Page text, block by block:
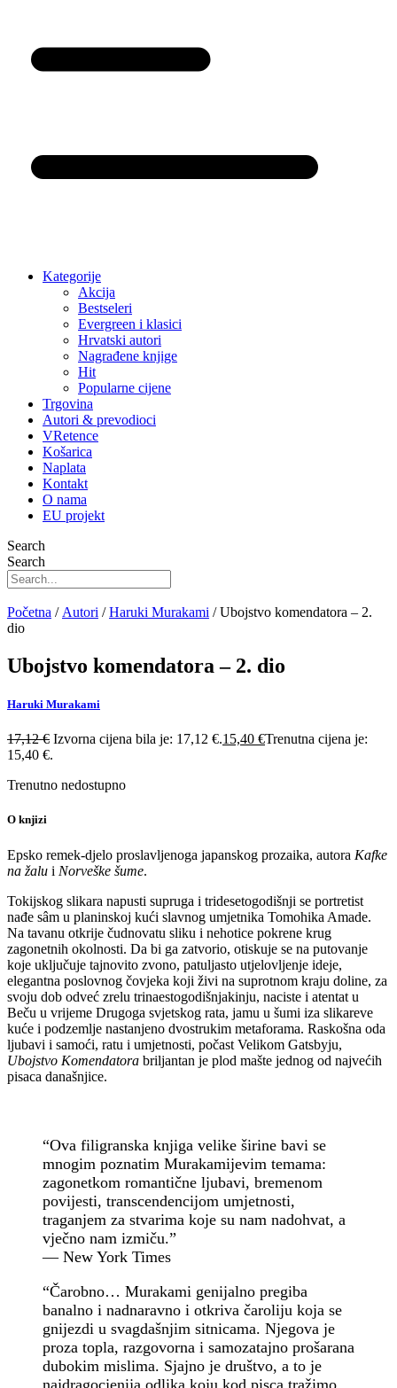
Kategorije
Akcija
Bestseleri
Evergreen i klasici
Hrvatski autori
Nagrađene knjige
Hit
Popularne cijene
Trgovina
Autori & prevodioci
VRetence
Košarica
Naplata
Kontakt
O nama
EU projekt
Search
Search
Početna / Autori /Haruki Murakami / Ubojstvo komendatora – 2.
dio
Ubojstvo komendatora – 2. dio
Haruki Murakami
17,12€ Izvorna cijena bila je: 17,12 €.15,40 €Trenutna cijena je:
15,40 €.
Trenutno nedostupno
O knjizi
Epsko remek-djelo proslavljenoga japanskog prozaika, autora Kafke
na žalu i Norveške šume.
Tokijskog slikara napusti supruga i tridesetogodišnji se portretist
nađe sâm u planinskoj kući slavnog umjetnika Tomohika Amade.
Na tavanu otkrije čudnovatu sliku i nehotice pokrene krug
zagonetnih okolnosti. Da bi ga zatvorio, otiskuje se na putovanje
koje uključuje tajnovito zvono, patuljasto utjelovljenje ideje,
elegantna poslovnog čovjeka koji živi na suprotnom kraju doline, za
svoju dob odveć zrelu trinaestogodišnjakinju, naciste i atentat u
Beču u vrijeme Drugoga svjetskog rata, jamu u šumi iza slikareve
kuće i podzemlje nastanjeno dvostrukim metaforama. Raskošna oda
ljubavi i samoći, ratu i umjetnosti, počast Velikom Gatsbyju,
Ubojstvo Komendatora briljantan je plod mašte jednog od najvećih
pisaca današnjice.
“Ova filigranska knjiga velike širine bavi se
mnogim poznatim Murakamijevim temama:
zagonetkom romantične ljubavi, bremenom
povijesti, transcendencijom umjetnosti,
traganjem za stvarima koje su nam nadohvat, a
vječno nam izmiču.”
— New York Times
“Čarobno… Murakami genijalno pregiba
banalno i nadnaravno i otkriva čaroliju koja se
gnijezdi u svagdašnjim sitnicama. Njegova je
proza topla, razgovorna i samozatajno prošarana
dubokim mislima. Sjajno je društvo, a to je
najdragocjenija odlika koju kod pisca tražimo.